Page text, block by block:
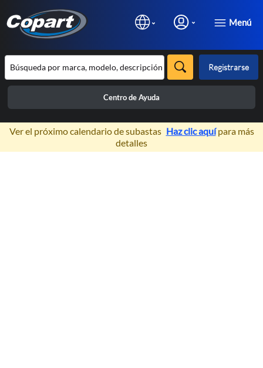
Menú
Registrarse
Centro de Ayuda
×
Ver el próximo calendario de subastas Haz clic aquípara más
detalles